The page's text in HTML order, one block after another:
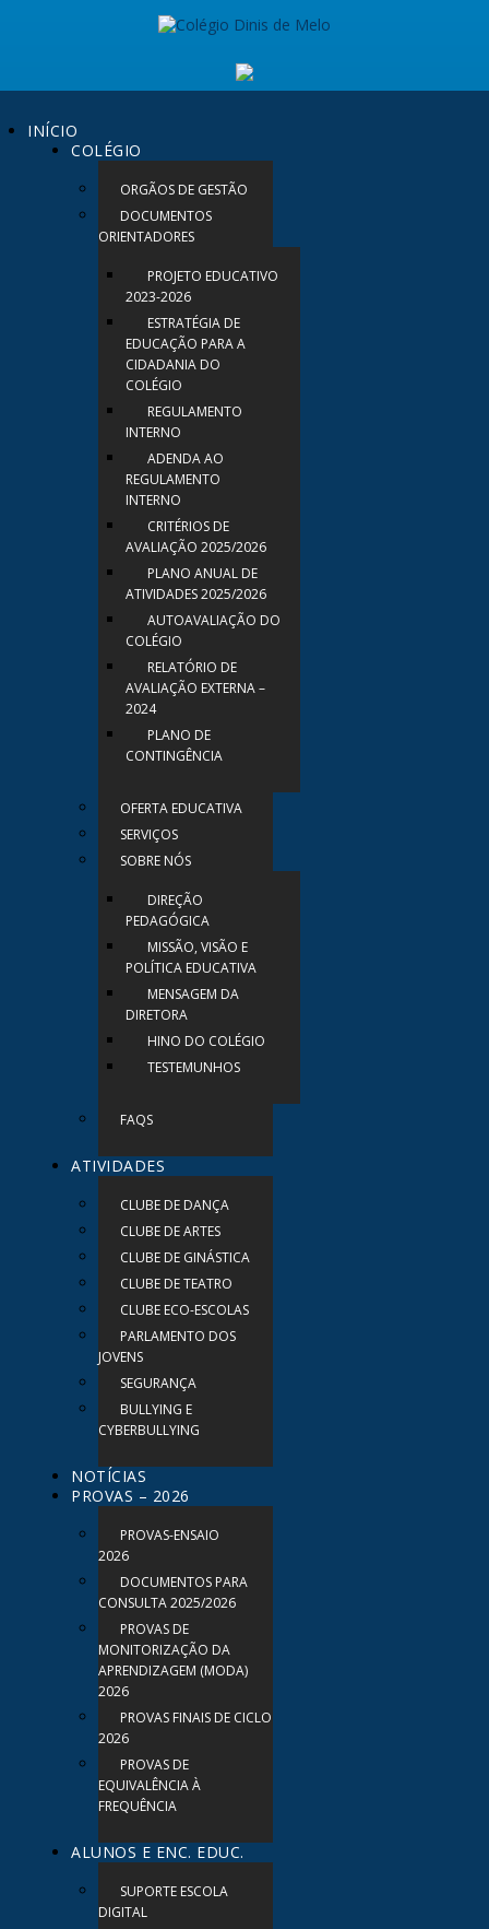
INÍCIO
COLÉGIO
ORGÃOS DE GESTÃO
DOCUMENTOS
ORIENTADORES
PROJETO EDUCATIVO
2023-2026
ESTRATÉGIA DE
EDUCAÇÃO PARA A
CIDADANIA DO
COLÉGIO
REGULAMENTO
INTERNO
ADENDA AO
REGULAMENTO
INTERNO
CRITÉRIOS DE
AVALIAÇÃO 2025/2026
PLANO ANUAL DE
ATIVIDADES 2025/2026
AUTOAVALIAÇÃO DO
COLÉGIO
RELATÓRIO DE
AVALIAÇÃO EXTERNA –
2024
PLANO DE
CONTINGÊNCIA
OFERTA EDUCATIVA
SERVIÇOS
SOBRE NÓS
DIREÇÃO
PEDAGÓGICA
MISSÃO, VISÃO E
POLÍTICA EDUCATIVA
MENSAGEM DA
DIRETORA
HINO DO COLÉGIO
TESTEMUNHOS
FAQS
ATIVIDADES
CLUBE DE DANÇA
CLUBE DE ARTES
CLUBE DE GINÁSTICA
CLUBE DE TEATRO
CLUBE ECO-ESCOLAS
PARLAMENTO DOS
JOVENS
SEGURANÇA
BULLYING E
CYBERBULLYING
NOTÍCIAS
PROVAS – 2026
PROVAS-ENSAIO
2026
DOCUMENTOS PARA
CONSULTA 2025/2026
PROVAS DE
MONITORIZAÇÃO DA
APRENDIZAGEM (MODA)
2026
PROVAS FINAIS DE CICLO
2026
PROVAS DE
EQUIVALÊNCIA À
FREQUÊNCIA
ALUNOS E ENC. EDUC.
SUPORTE ESCOLA
DIGITAL